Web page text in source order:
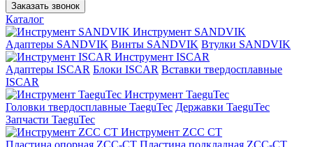
Заказать звонок
Каталог
Инструмент SANDVIK
Адаптеры SANDVIK Винты SANDVIK Втулки SANDVIK
Инструмент ISCAR
Адаптеры ISCAR Блоки ISCAR Вставки твердосплавные
ISCAR
Инструмент TaeguTec
Головки твердосплавные TaeguTec Державки TaeguTec
Запчасти TaeguTec
Инструмент ZCС CT